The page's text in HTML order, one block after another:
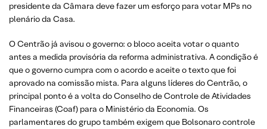
presidente da Câmara deve fazer um esforço para votar MPs no
plenário da Casa.
O Centrão já avisou o governo: o bloco aceita votar o quanto
antes a medida provisória da reforma administrativa. A condição é
que o governo cumpra com o acordo e aceite o texto que foi
aprovado na comissão mista. Para alguns líderes do Centrão, o
principal ponto é a volta do Conselho de Controle de Atividades
Financeiras (Coaf) para o Ministério da Economia. Os
parlamentares do grupo também exigem que Bolsonaro controle